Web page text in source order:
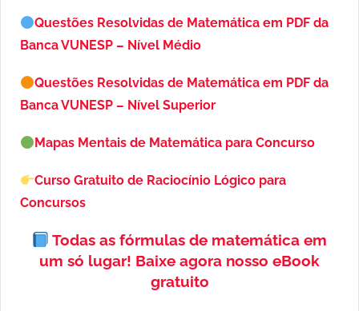
Questões Resolvidas de Matemática em PDF da
Banca VUNESP – Nível Médio
Questões Resolvidas de Matemática em PDF da
Banca VUNESP – Nível Superior
Mapas Mentais de Matemática para Concurso
Curso Gratuito de Raciocínio Lógico para
Concursos
Todas as fórmulas de matemática em
um só lugar! Baixe agora nosso eBook
gratuito